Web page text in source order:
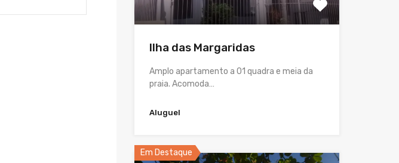
Ilha das Margaridas
Amplo apartamento a 01 quadra e meia da
praia. Acomoda…
Aluguel
Em Destaque